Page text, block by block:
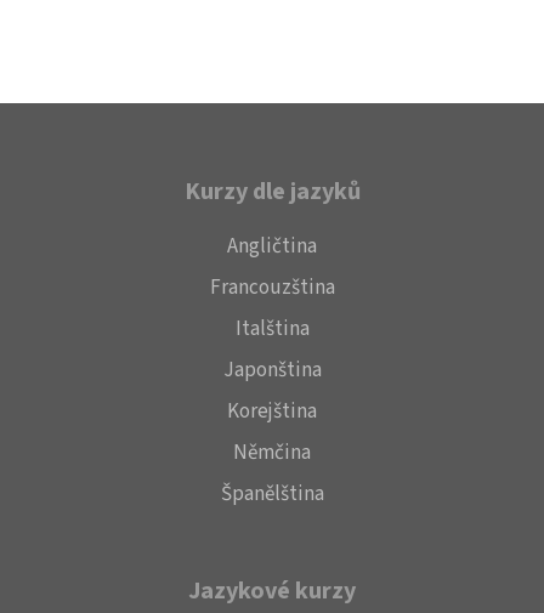
Kurzy dle jazyků
Angličtina
Francouzština
Italština
Japonština
Korejština
Němčina
Španělština
Jazykové kurzy